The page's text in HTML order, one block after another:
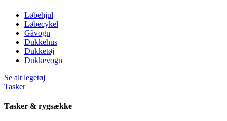
Løbehjul
Løbecykel
Gåvogn
Dukkehus
Dukketøj
Dukkevogn
Se alt legetøj
Tasker
Tasker & rygsække